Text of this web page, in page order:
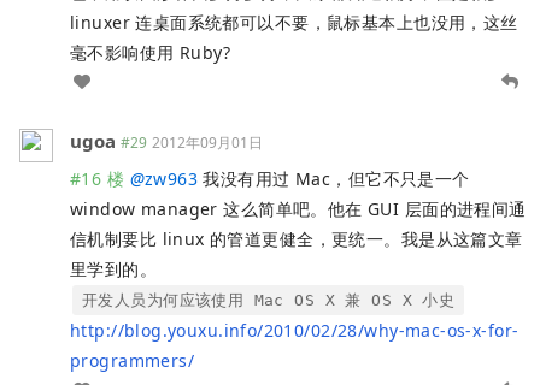
linuxer 连桌面系统都可以不要，鼠标基本上也没用，这丝
毫不影响使用 Ruby?
ugoa #29 2012年09月01日
#16 楼 @zw963 我没有用过 Mac，但它不只是一个
window manager 这么简单吧。他在 GUI 层面的进程间通
信机制要比 linux 的管道更健全，更统一。我是从这篇文章
里学到的。
开发人员为何应该使用 Mac OS X 兼 OS X 小史
http://blog.youxu.info/2010/02/28/why-mac-os-x-for-
programmers/